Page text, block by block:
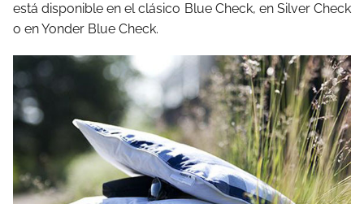
está disponible en el clásico Blue Check, en Silver Check
o en Yonder Blue Check.